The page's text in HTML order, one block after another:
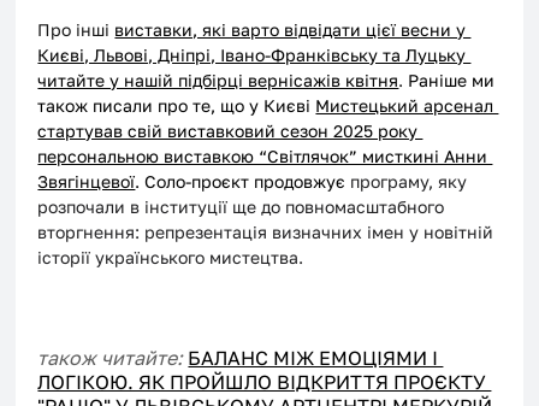
Про інші виставки, які варто відвідати цієї весни у
Києві, Львові, Дніпрі, Івано-Франківську та Луцьку
читайте у нашій підбірці вернісажів квітня. Раніше ми
також писали про те, що у Києві Мистецький арсенал
стартував свій виставковий сезон 2025 року
персональною виставкою “Світлячок” мисткині Анни
Звягінцевої. Соло-проєкт продовжує програму, яку
розпочали в інституції ще до повномасштабного
вторгнення: репрезентація визначних імен у новітній
історії українського мистецтва.
також читайте: БАЛАНС МІЖ ЕМОЦІЯМИ І
ЛОГІКОЮ. ЯК ПРОЙШЛО ВІДКРИТТЯ ПРОЄКТУ